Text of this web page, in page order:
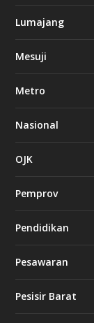
Lumajang
Mesuji
Metro
Nasional
OJK
Pemprov
Pendidikan
Pesawaran
Pesisir Barat